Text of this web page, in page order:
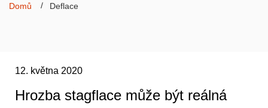
Domů Deflace
12. května 2020
Hrozba stagflace může být reálná